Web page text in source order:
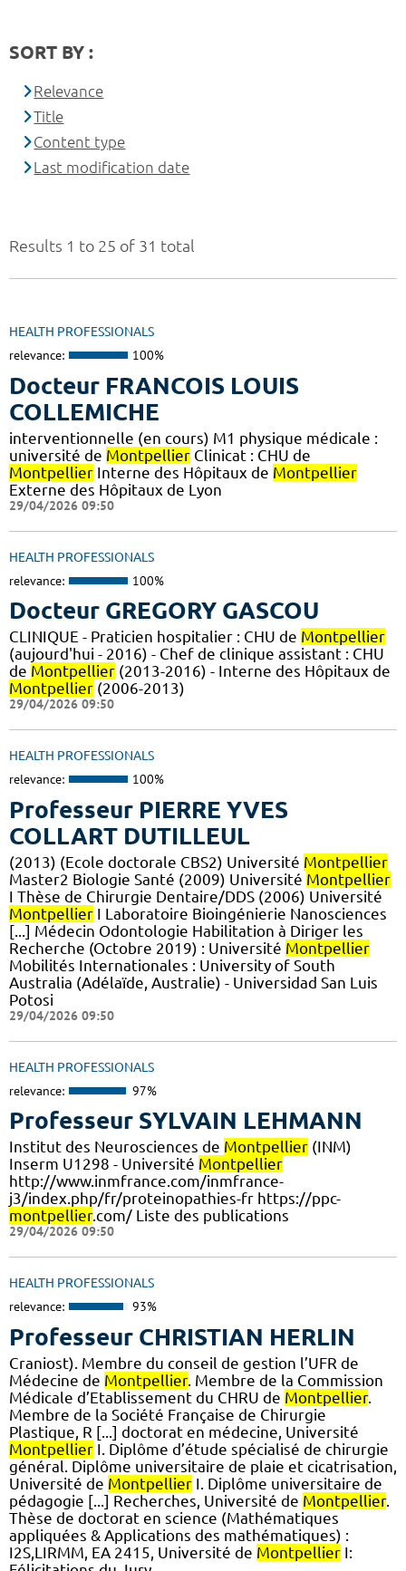
Results 1 to 25 of 31 total
HEALTH PROFESSIONALS
relevance: 100%
Docteur FRANCOIS LOUIS
COLLEMICHE
interventionnelle (en cours) M1 physique médicale :
université de Montpellier Clinicat : CHU de
Montpellier Interne des Hôpitaux de Montpellier
Externe des Hôpitaux de Lyon
29/04/2026 09:50
HEALTH PROFESSIONALS
relevance: 100%
Docteur GREGORY GASCOU
CLINIQUE - Praticien hospitalier : CHU de Montpellier
(aujourd'hui - 2016) - Chef de clinique assistant : CHU
de Montpellier (2013-2016) - Interne des Hôpitaux de
Montpellier (2006-2013)
29/04/2026 09:50
HEALTH PROFESSIONALS
relevance: 100%
Professeur PIERRE YVES
COLLART DUTILLEUL
(2013) (Ecole doctorale CBS2) Université Montpellier
Master2 Biologie Santé (2009) Université Montpellier
I Thèse de Chirurgie Dentaire/DDS (2006) Université
Montpellier I Laboratoire Bioingénierie Nanosciences
[...] Médecin Odontologie Habilitation à Diriger les
Recherche (Octobre 2019) : Université Montpellier
Mobilités Internationales : University of South
Australia (Adélaïde, Australie) - Universidad San Luis
Potosi
29/04/2026 09:50
HEALTH PROFESSIONALS
relevance: 97%
Professeur SYLVAIN LEHMANN
Institut des Neurosciences de Montpellier (INM)
Inserm U1298 - Université Montpellier
http://www.inmfrance.com/inmfrance-
j3/index.php/fr/proteinopathies-fr https://ppc-
montpellier.com/ Liste des publications
29/04/2026 09:50
HEALTH PROFESSIONALS
relevance: 93%
Professeur CHRISTIAN HERLIN
Craniost). Membre du conseil de gestion l’UFR de
Médecine de Montpellier. Membre de la Commission
Médicale d’Etablissement du CHRU de Montpellier.
Membre de la Société Française de Chirurgie
Plastique, R [...] doctorat en médecine, Université
Montpellier I. Diplôme d’étude spécialisé de chirurgie
général. Diplôme universitaire de plaie et cicatrisation,
Université de Montpellier I. Diplôme universitaire de
pédagogie [...] Recherches, Université de Montpellier.
Thèse de doctorat en science (Mathématiques
appliquées & Applications des mathématiques) :
I2S,LIRMM, EA 2415, Université de Montpellier I:
SORT BY :
Relevance
Title
Content type
Last modification date